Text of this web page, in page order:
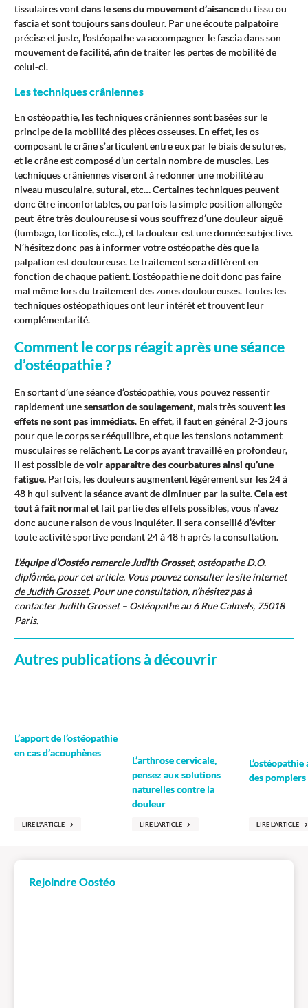
tissulaires vontdans le sens du mouvement d’aisancedu tissu ou
fascia et sont toujours sans douleur. Par une écoute palpatoire
précise et juste, l’ostéopathe va accompagner le fascia dans son
mouvement de facilité, afin de traiter les pertes de mobilité de
celui-ci.
Les techniques crâniennes
En ostéopathie, les techniques crâniennessont basées sur le
principe de la mobilité des pièces osseuses. En effet, les os
composant le crâne s’articulent entre eux par le biais de sutures,
et le crâne est composé d’un certain nombre de muscles. Les
techniques crâniennes viseront à redonner une mobilité au
niveau musculaire, sutural, etc… Certaines techniques peuvent
donc être inconfortables, ou parfois la simple position allongée
peut-être très douloureuse si vous souffrez d’une douleur aiguë
(lumbago, torticolis, etc..), et la douleur est une donnée subjective.
N’hésitez donc pas à informer votre ostéopathe dès que la
palpation est douloureuse. Le traitement sera différent en
fonction de chaque patient. L’ostéopathie ne doit donc pas faire
mal même lors du traitement des zones douloureuses. Toutes les
techniques ostéopathiques ont leur intérêt et trouvent leur
complémentarité.
Comment le corps réagit après une séance
d’ostéopathie ?
En sortant d’une séance d’ostéopathie, vous pouvez ressentir
rapidement unesensation de soulagement, mais très souvent les
effets ne sont pas immédiats. En effet, il faut en général 2-3 jours
pour que le corps se rééquilibre, et que les tensions notamment
musculaires se relâchent. Le corps ayant travaillé en profondeur,
il est possible devoir apparaître des courbatures ainsi qu’une
fatigue. Parfois, les douleurs augmentent légèrement sur les 24 à
48 h qui suivent la séance avant de diminuer par la suite.Cela est
tout à fait normal et fait partie des effets possibles, vous n’avez
donc aucune raison de vous inquiéter. Il sera conseillé d’éviter
toute activité sportive pendant 24 à 48 h après la consultation.
L’équipe d’Oostéo remercie Judith Grosset, ostéopathe D.O.
diplômée, pour cet article. Vous pouvez consulter lesite internet
de Judith Grosset. Pour une consultation, n’hésitez pas à
contacter Judith Grosset – Ostéopathe au 6 Rue Calmels, 75018
Paris.
Autres publications à découvrir
L’apport de l’ostéopathie
en cas d’acouphènes
LIRE L'ARTICLE
L’arthrose cervicale,
pensez aux solutions
naturelles contre la
douleur
LIRE L'ARTICLE
des pompiers
LIRE L'ARTICLE
Rejoindre Oostéo